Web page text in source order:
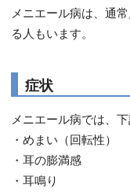
メニエール病は、通
る人もいます。
症状
メニエール病では、
・めまい（回転性）
・耳の膨満感
・耳鳴り